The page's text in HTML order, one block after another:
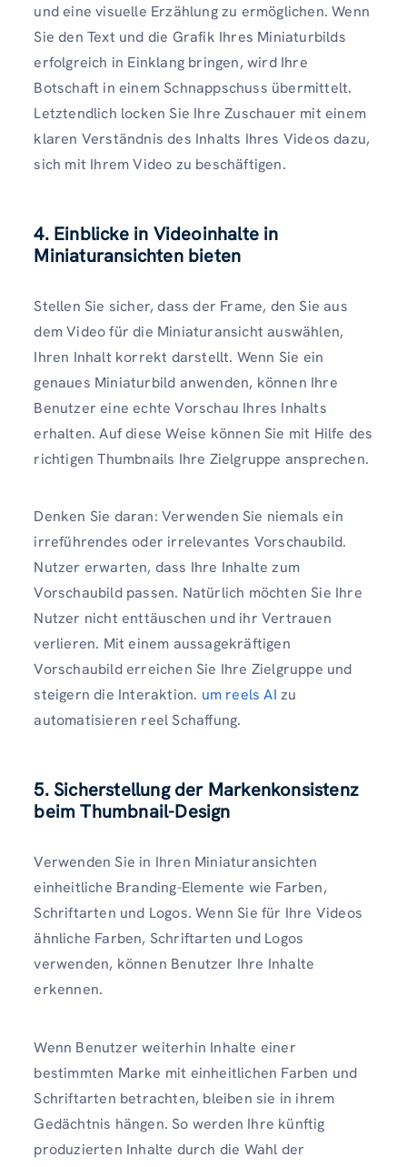
und eine visuelle Erzählung zu ermöglichen. Wenn
Sie den Text und die Grafik Ihres Miniaturbilds
erfolgreich in Einklang bringen, wird Ihre
Botschaft in einem Schnappschuss übermittelt.
Letztendlich locken Sie Ihre Zuschauer mit einem
klaren Verständnis des Inhalts Ihres Videos dazu,
sich mit Ihrem Video zu beschäftigen.
4. Einblicke in Videoinhalte in
Miniaturansichten bieten
Stellen Sie sicher, dass der Frame, den Sie aus
dem Video für die Miniaturansicht auswählen,
Ihren Inhalt korrekt darstellt. Wenn Sie ein
genaues Miniaturbild anwenden, können Ihre
Benutzer eine echte Vorschau Ihres Inhalts
erhalten. Auf diese Weise können Sie mit Hilfe des
richtigen Thumbnails Ihre Zielgruppe ansprechen.
Denken Sie daran: Verwenden Sie niemals ein
irreführendes oder irrelevantes Vorschaubild.
Nutzer erwarten, dass Ihre Inhalte zum
Vorschaubild passen. Natürlich möchten Sie Ihre
Nutzer nicht enttäuschen und ihr Vertrauen
verlieren. Mit einem aussagekräftigen
Vorschaubild erreichen Sie Ihre Zielgruppe und
steigern die Interaktion. um reels AI zu
automatisieren reel Schaffung.
5. Sicherstellung der Markenkonsistenz
beim Thumbnail-Design
Verwenden Sie in Ihren Miniaturansichten
einheitliche Branding-Elemente wie Farben,
Schriftarten und Logos. Wenn Sie für Ihre Videos
ähnliche Farben, Schriftarten und Logos
verwenden, können Benutzer Ihre Inhalte
erkennen.
Wenn Benutzer weiterhin Inhalte einer
bestimmten Marke mit einheitlichen Farben und
Schriftarten betrachten, bleiben sie in ihrem
Gedächtnis hängen. So werden Ihre künftig
produzierten Inhalte durch die Wahl der